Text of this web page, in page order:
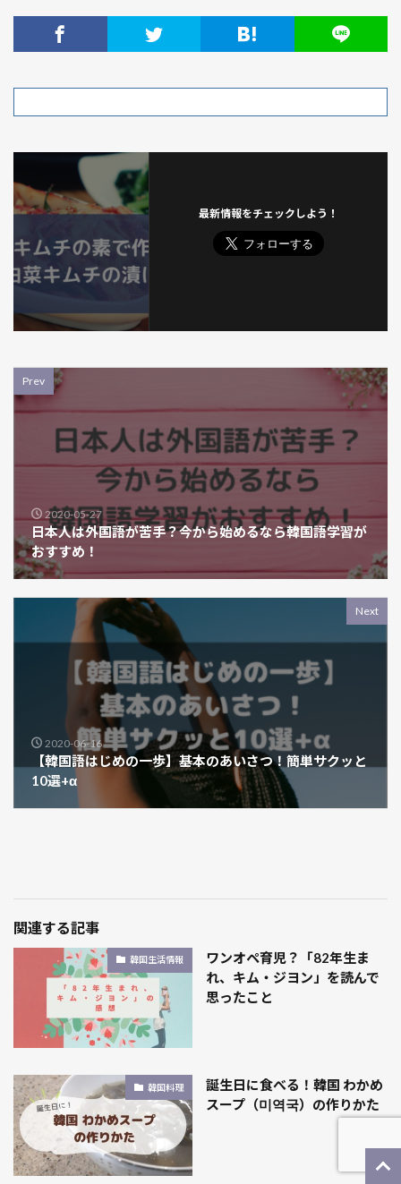
最新情報をチェックしよう！
Prev
2020-05-27
日本人は外国語が苦手？今から始めるなら韓国語学習が
おすすめ！
Next
2020-06-16
【韓国語はじめの一歩】基本のあいさつ！簡単サクッと
10選+α
関連する記事
韓国生活情報
ワンオペ育児？「82年生ま
れ、キム・ジヨン」を読んで
思ったこと
韓国料理
誕生日に食べる！韓国 わかめ
スープ（미역국）の作りかた